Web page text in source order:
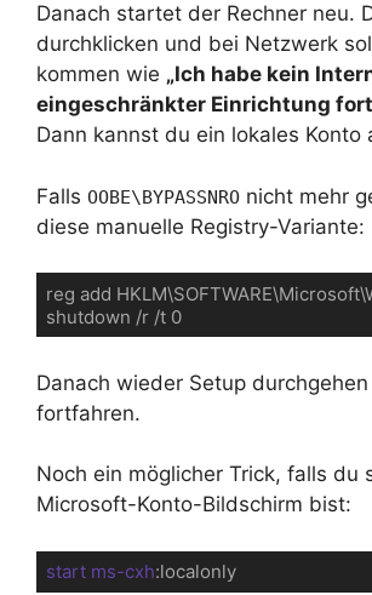
Danach startet der Rechner neu.
durchklicken und bei Netzwerk
kommen wie „Ich habe kein
eingeschränkter Einrichtung
Dann kannst du ein lokales Konto
Falls OOBE\BYPASSNRO nicht mehr
diese manuelle Registry-Variante:
reg add
shutdown /r /t 0
Danach wieder Setup
fortfahren.
Noch ein möglicher Trick, falls du
Microsoft-Konto-Bildschirm bist:
start ms-cxh:localonly